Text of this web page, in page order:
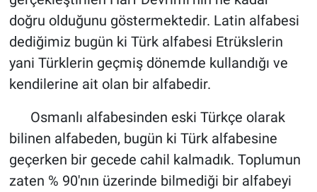
doğru olduğunu göstermektedir. Latin alfabesi
dediğimiz bugün ki Türk alfabesi Etrükslerin
yani Türklerin geçmiş dönemde kullandığı ve
kendilerine ait olan bir alfabedir.
Osmanlı alfabesinden eski Türkçe olarak
bilinen alfabeden, bugün ki Türk alfabesine
geçerken bir gecede cahil kalmadık. Toplumun
zaten % 90'nın üzerinde bilmediği bir alfabeyi